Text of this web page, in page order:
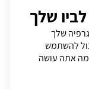
שלך
שלך
להשתמש
מה אתה עושה